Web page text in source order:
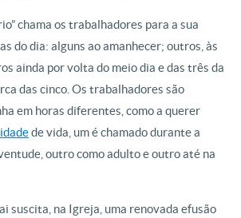
chama os trabalhadores para a sua
do dia: alguns ao amanhecer; outros, às
ainda por volta do meio dia e das três da
das cinco. Os trabalhadores são
em horas diferentes, como a querer
de vida, um é chamado durante a
outro como adulto e outro até na
suscita, na Igreja, uma renovada efusão